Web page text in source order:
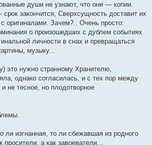
души не узнают, что они — копии.
закончится, Сверхсущность доставит их
оригиналами. Зачем?.. Очень просто:
о произошедших с дублем событиях
личности в снах и превращаться
музыку...
это нужно странному Хранителю,
однако согласилась, и с тех пор между
не тесное, но плодотворное
ли изгнанная, то ли сбежавшая из родного
а как завоеватели…